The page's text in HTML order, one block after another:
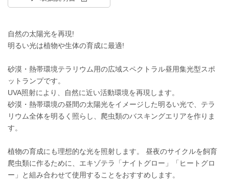
自然の太陽光を再現!
明るい光は植物や生体の育成に最適!
砂漠・熱帯環境テラリウム用の広域スペクトラル昼用集光型スポ
ットランプです。
UVA照射により、自然に近い活動環境を再現します。
砂漠・熱帯環境の昼間の太陽光をイメージした明るい光で、テラ
リウム全体を明るく照らし、爬虫類のバスキングエリアを作りま
す。
植物の育成にも理想的な光を照射します。 昼夜のサイクルを飼育
爬虫類に作るために、エキゾテラ「ナイトグロー」「ヒートグロ
ー」と組み合わせて使用することをおすすめします。